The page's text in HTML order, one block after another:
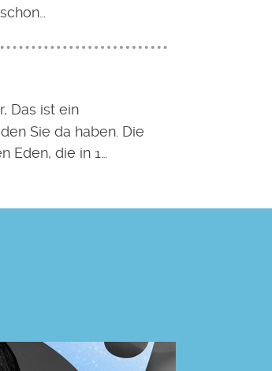
Das ist ein
Sie da haben. Die
Eden, die in 1…